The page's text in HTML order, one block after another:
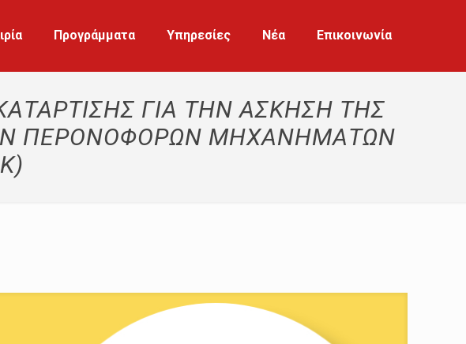
Προγράμματα Υπηρεσίες Νέα Επικοινωνία
ΓΙΑ ΤΗΝ ΑΣΚΗΣΗ ΤΗΣ
ΠΕΡΟΝΟΦΟΡΩΝ ΜΗΧΑΝΗΜΑΤΩΝ